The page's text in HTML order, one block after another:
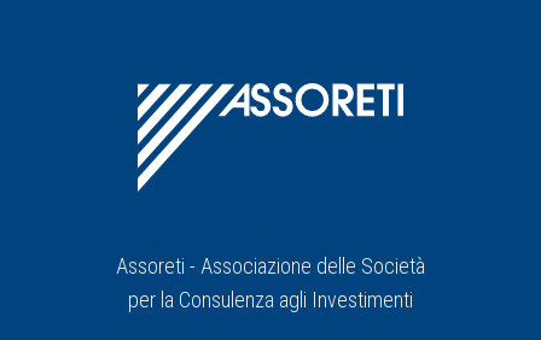
Assoreti - Associazione delle Società
per la Consulenza agli Investimenti